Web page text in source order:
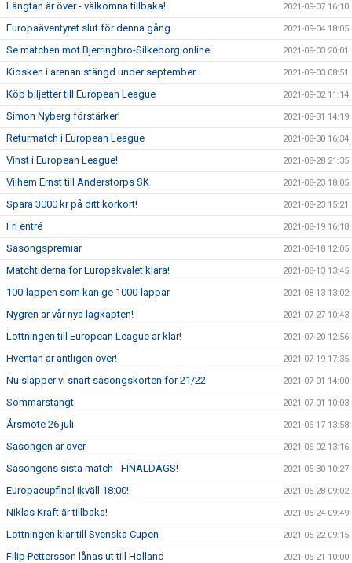
Längtan är över - välkomna tillbaka! 2021-09-07 16:10
Europaäventyret slut för denna gång. 2021-09-04 18:05
Se matchen mot Bjerringbro-Silkeborg online. 2021-09-03 20:01
Kiosken i arenan stängd under september. 2021-09-03 08:51
Köp biljetter till European League 2021-09-02 11:14
Simon Nyberg förstärker! 2021-08-31 14:19
Returmatch i European League 2021-08-30 16:34
Vinst i European League! 2021-08-28 21:35
Vilhem Ernst till Anderstorps SK 2021-08-23 18:05
Spara 3000 kr på ditt körkort! 2021-08-23 15:21
Fri entré 2021-08-19 16:18
Säsongspremiär 2021-08-18 12:05
Matchtiderna för Europakvalet klara! 2021-08-13 13:45
100-lappen som kan ge 1000-lappar 2021-08-13 13:02
Nygren är vår nya lagkapten! 2021-07-27 10:43
Lottningen till European League är klar! 2021-07-20 12:56
Hventan är äntligen över! 2021-07-19 17:35
Nu släpper vi snart säsongskorten för 21/22 2021-07-01 14:00
Sommarstängt 2021-07-01 10:03
Årsmöte 26 juli 2021-06-17 13:58
Säsongen är över 2021-06-02 13:16
Säsongens sista match - FINALDAGS! 2021-05-30 10:27
Europacupfinal ikväll 18:00! 2021-05-28 09:02
Niklas Kraft är tillbaka! 2021-05-24 09:49
Lottningen klar till Svenska Cupen 2021-05-22 09:15
Filip Pettersson lånas ut till Holland 2021-05-21 10:00